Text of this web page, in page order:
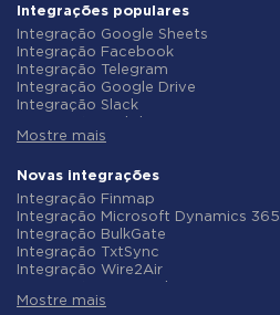
Integrações populares
Integração Google Sheets
Integração Facebook
Integração Telegram
Integração Google Drive
Integração Slack
Integração Gmail
Integração ClickUp
Integração Airtable
Integração Google Contacts
Integração OpenAI (ChatGPT)
Integração Instagram
Integração ActiveCampaign
Integração Typeform
Integração Salesforce CRM
Mostre mais
Novas integrações
Integração Finmap
Integração Microsoft Dynamics 365
Integração BulkGate
Integração TxtSync
Integração Wire2Air
Integração Infobip
Mostre mais